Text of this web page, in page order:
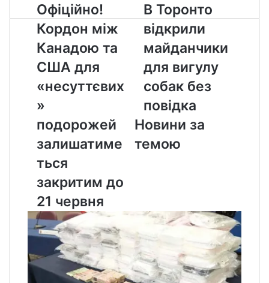
Офіційно!
Кордон
між
Канадою
та
США
для
«несуттєвих»
подорожей
закритим
до
червня
Офіційно!
Кордон між
Канадою та
США для
«несуттєвих
»
подорожей
залишатиме
ться
закритим до
21 червня
В
Торонто
відкрили
майданчики
для
вигулу
собак
без
повідка
В Торонто
відкрили
майданчики
для вигулу
собак без
повідка
Новини за
темою